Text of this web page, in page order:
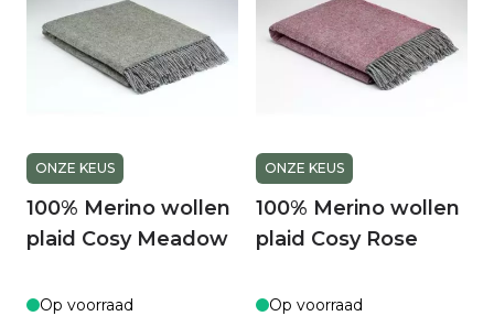
ONZE KEUS
100% Merino wollen
plaid Cosy Meadow
Op voorraad
ONZE KEUS
100% Merino wollen
plaid Cosy Rose
Op voorraad